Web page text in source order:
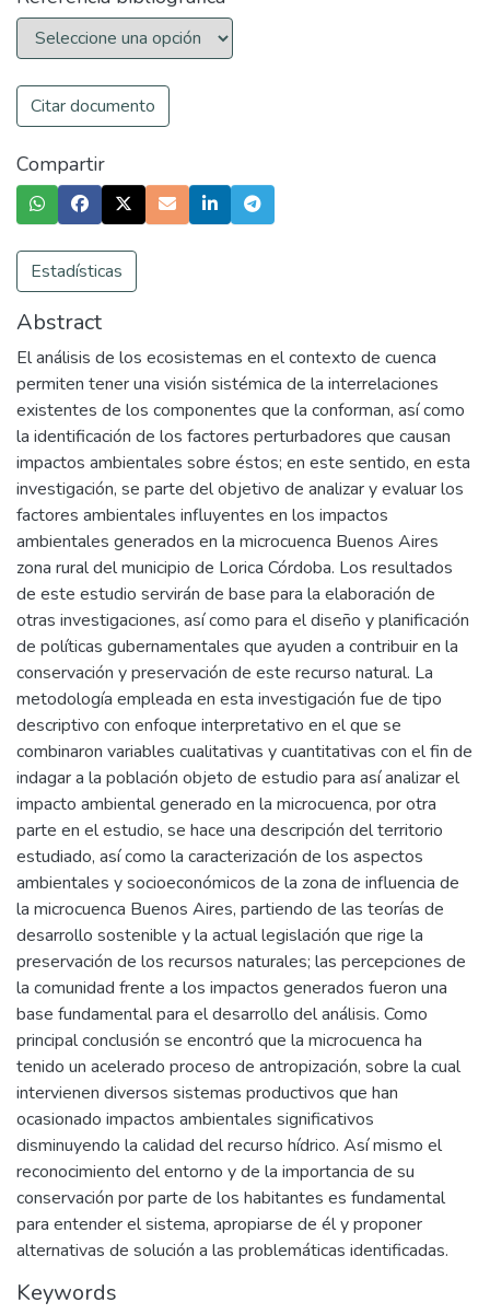
Citar documento
Compartir
Estadísticas
Abstract
El análisis de los ecosistemas en el contexto de cuenca
permiten tener una visión sistémica de la interrelaciones
existentes de los componentes que la conforman, así como
la identificación de los factores perturbadores que causan
impactos ambientales sobre éstos; en este sentido, en esta
investigación, se parte del objetivo de analizar y evaluar los
factores ambientales influyentes en los impactos
ambientales generados en la microcuenca Buenos Aires
zona rural del municipio de Lorica Córdoba. Los resultados
de este estudio servirán de base para la elaboración de
otras investigaciones, así como para el diseño y planificación
de políticas gubernamentales que ayuden a contribuir en la
conservación y preservación de este recurso natural. La
metodología empleada en esta investigación fue de tipo
descriptivo con enfoque interpretativo en el que se
combinaron variables cualitativas y cuantitativas con el fin de
indagar a la población objeto de estudio para así analizar el
impacto ambiental generado en la microcuenca, por otra
parte en el estudio, se hace una descripción del territorio
estudiado, así como la caracterización de los aspectos
ambientales y socioeconómicos de la zona de influencia de
la microcuenca Buenos Aires, partiendo de las teorías de
desarrollo sostenible y la actual legislación que rige la
preservación de los recursos naturales; las percepciones de
la comunidad frente a los impactos generados fueron una
base fundamental para el desarrollo del análisis. Como
principal conclusión se encontró que la microcuenca ha
tenido un acelerado proceso de antropización, sobre la cual
intervienen diversos sistemas productivos que han
ocasionado impactos ambientales significativos
disminuyendo la calidad del recurso hídrico. Así mismo el
reconocimiento del entorno y de la importancia de su
conservación por parte de los habitantes es fundamental
para entender el sistema, apropiarse de él y proponer
alternativas de solución a las problemáticas identificadas.
Keywords